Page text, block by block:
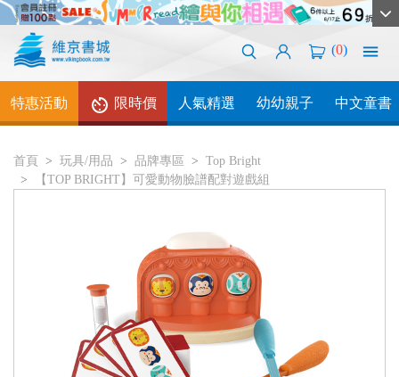
(0)
特惠活動 限時價 人氣精選 幼幼親子 中文童書
首頁 玩具/用品 品牌專區
Top Bright
【TOP BRIGHT】可愛動物臉譜配對遊戲組